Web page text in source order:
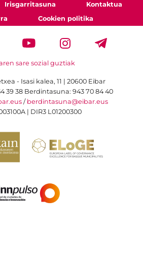
Irisgarritasuna
Kontaktua
Cookien politika
sare sozial guztiak
- Isasi kalea, 11 | 20600 Eibar
39 38 Berdintasuna: 943 70 84 40
/ berdintasuna@eibar.eus
| DIR3 L01200300